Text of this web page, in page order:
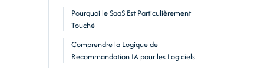
Pourquoi le SaaS Est Particulièrement
Touché
Comprendre la Logique de
Recommandation IA pour les Logiciels